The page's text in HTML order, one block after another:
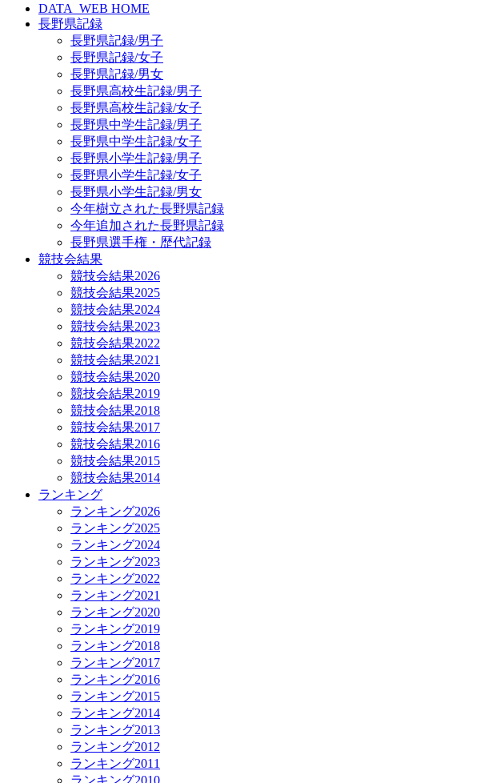
DATA_WEB HOME
長野県記録
長野県記録/男子
長野県記録/女子
長野県記録/男女
長野県高校生記録/男子
長野県高校生記録/女子
長野県中学生記録/男子
長野県中学生記録/女子
長野県小学生記録/男子
長野県小学生記録/女子
長野県小学生記録/男女
今年樹立された長野県記録
今年追加された長野県記録
長野県選手権・歴代記録
競技会結果
競技会結果2026
競技会結果2025
競技会結果2024
競技会結果2023
競技会結果2022
競技会結果2021
競技会結果2020
競技会結果2019
競技会結果2018
競技会結果2017
競技会結果2016
競技会結果2015
競技会結果2014
ランキング
ランキング2026
ランキング2025
ランキング2024
ランキング2023
ランキング2022
ランキング2021
ランキング2020
ランキング2019
ランキング2018
ランキング2017
ランキング2016
ランキング2015
ランキング2014
ランキング2013
ランキング2012
ランキング2011
ランキング2010